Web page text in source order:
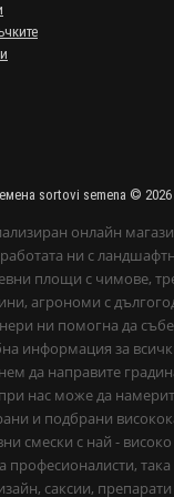
sortovi semena © 2026
онлайн
ни с
площи с чимове,
агрономи с
ни помогна да
информация за
да направите
нас може да
и подбрани
смески с най -
професионалисти,
саксии,